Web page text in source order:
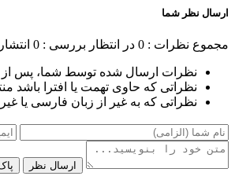
ارسال نظر شما
مجموع نظرات : 0 در انتظار بررسی : 0
نظرات ارسال شده توسط شما، پس از
نظراتی که حاوی تهمت یا افترا باشد
نظراتی که به غیر از زبان فارسی یا
ارسال نظر